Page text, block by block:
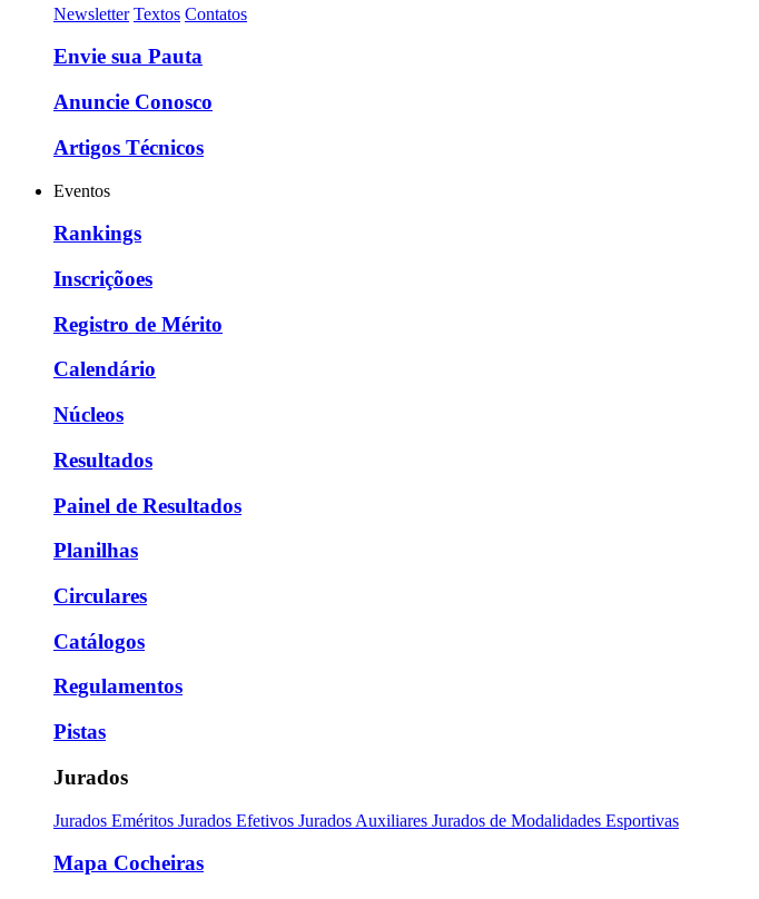
Newsletter Textos Contatos
Envie sua Pauta
Anuncie Conosco
Artigos Técnicos
Eventos
Rankings
Inscriçõoes
Registro de Mérito
Calendário
Núcleos
Resultados
Painel de Resultados
Planilhas
Circulares
Catálogos
Regulamentos
Pistas
Jurados
Jurados Eméritos Jurados Efetivos Jurados Auxiliares Jurados de Modalidades Esportivas
Mapa Cocheiras